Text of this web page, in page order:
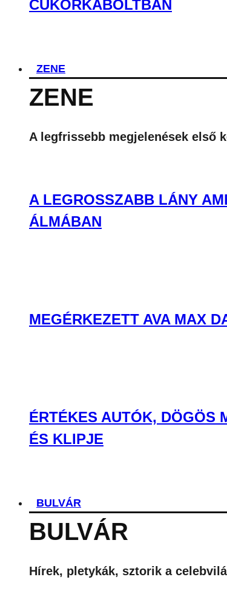
CUKORKABOLTBAN
ZENE
ZENE
A legfrissebb megjelenések első
A LEGROSSZABB LÁNY
ÁLMÁBAN
MEGÉRKEZETT AVA MAX
ÉRTÉKES AUTÓK, DÖGÖS
ÉS KLIPJE
BULVÁR
BULVÁR
Hírek, pletykák, sztorik a